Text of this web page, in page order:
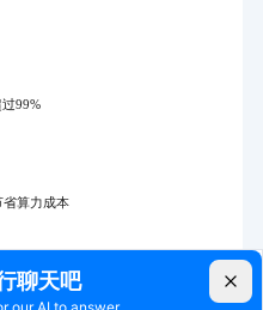
99%
省算力成本
战算法